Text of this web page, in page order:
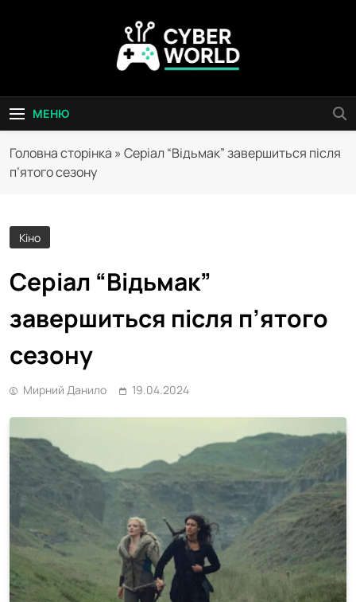
Сyber World
МЕНЮ
Головна сторінка » Серіал “Відьмак” завершиться після
п’ятого сезону
Кіно
Серіал “Відьмак”
завершиться після п’ятого
сезону
Мирний Данило 19.04.2024